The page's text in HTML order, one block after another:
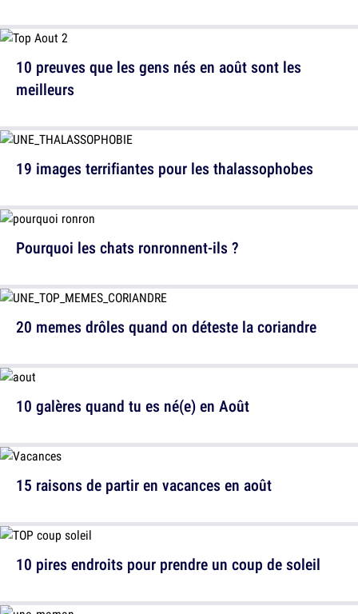
10 preuves que les gens nés en août sont les
meilleurs
Pourquoi les chats ronronnent-ils ?
10 galères quand tu es né(e) en Août
10 pires endroits pour prendre un coup de soleil
19 images terrifiantes pour les thalassophobes
20 memes drôles quand on déteste la coriandre
15 raisons de partir en vacances en août